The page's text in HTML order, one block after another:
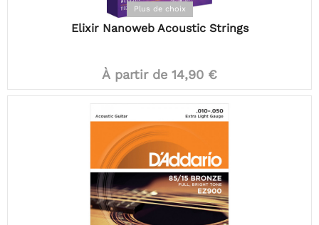
Plus de choix
Elixir Nanoweb Acoustic Strings
À partir de 14,90 €